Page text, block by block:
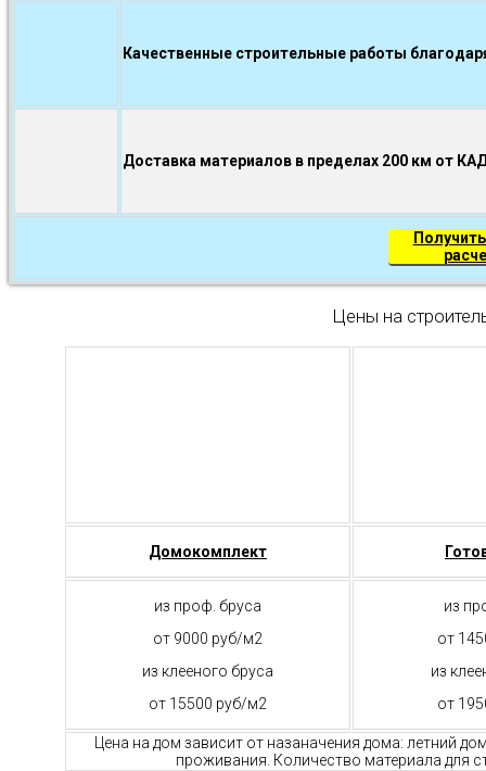
Качественные строительные работы
Доставка материалов в пределах 200 км от
Цены на
Домокомплект
из проф. бруса
от 9000 руб/м2
из клееного бруса
от 15500 руб/м2
из
от
из
от
Цена на дом зависит от назаначения дома: летний
проживания. Количество материала для